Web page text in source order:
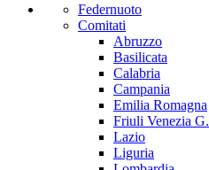
Federnuoto
Comitati
Abruzzo
Basilicata
Calabria
Campania
Emilia Romagna
Friuli Venezia G.
Lazio
Liguria